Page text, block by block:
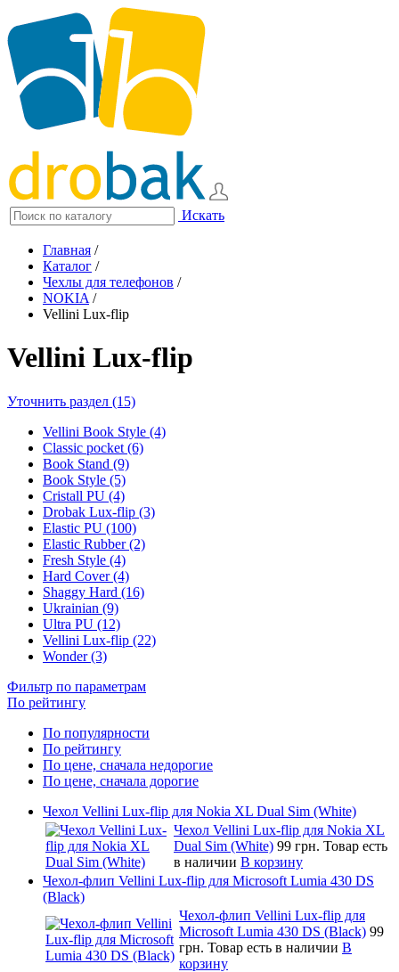
Искать
Главная /
Каталог /
Чехлы для телефонов /
NOKIA /
Vellini Lux-flip
Vellini Lux-flip
Уточнить раздел (15)
Vellini Book Style (4)
Classic pocket (6)
Book Stand (9)
Book Style (5)
Cristall PU (4)
Drobak Lux-flip (3)
Elastic PU (100)
Elastic Rubber (2)
Fresh Style (4)
Hard Cover (4)
Shaggy Hard (16)
Ukrainian (9)
Ultra PU (12)
Vellini Lux-flip (22)
Wonder (3)
Фильтр по параметрам
По рейтингу
По популярности
По рейтингу
По цене, сначала недорогие
По цене, сначала дорогие
Чехол Vellini Lux-flip для Nokia XL Dual Sim (White)
Чехол Vellini Lux-flip для Nokia XL
Dual Sim (White) 99 грн. Товар есть
в наличии В корзину
Чехол-флип Vellini Lux-flip для Microsoft Lumia 430 DS
(Black)
Чехол-флип Vellini Lux-flip для
Microsoft Lumia 430 DS (Black) 99
грн. Товар есть в наличии В
корзину